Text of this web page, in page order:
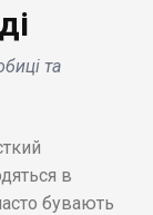
та
в
бувають
Formula E .